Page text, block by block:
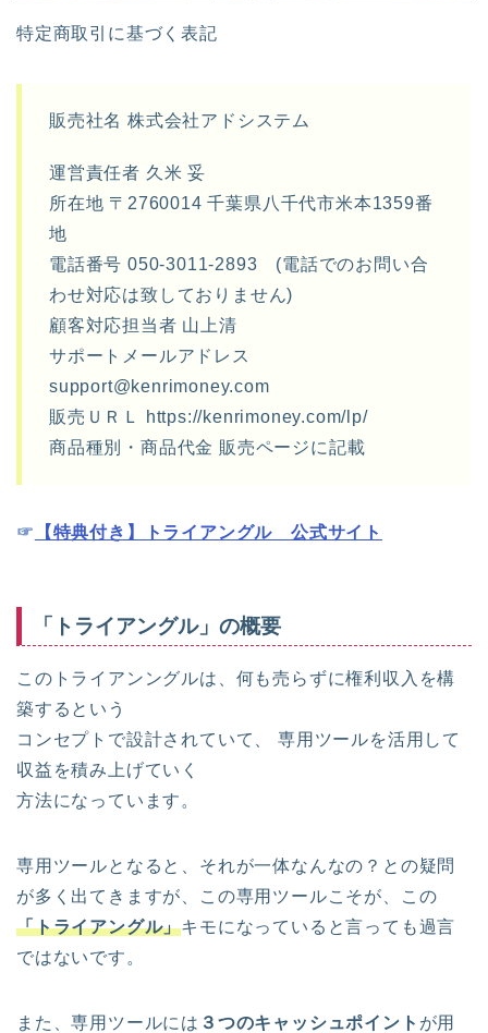
特定商取引に基づく表記
販売社名 株式会社アドシステム
運営責任者 久米 妥
所在地 〒2760014 千葉県八千代市米本1359番
地
電話番号 050-3011-2893 (電話でのお問い合
わせ対応は致しておりません)
顧客対応担当者 山上清
サポートメールアドレス
support@kenrimoney.com
販売ＵＲＬ https://kenrimoney.com/lp/
商品種別・商品代金 販売ページに記載
☞ 【特典付き】トライアングル 公式サイト
「トライアングル」の概要
このトライアンングルは、何も売らずに権利収入を構
築するという
コンセプトで設計されていて、 専用ツールを活用して
収益を積み上げていく
方法になっています。
専用ツールとなると、それが一体なんなの？との疑問
が多く出てきますが、この専用ツールこそが、この
「トライアングル」キモになっていると言っても過言
ではないです。
また、専用ツールには ３つのキャッシュポイント が用